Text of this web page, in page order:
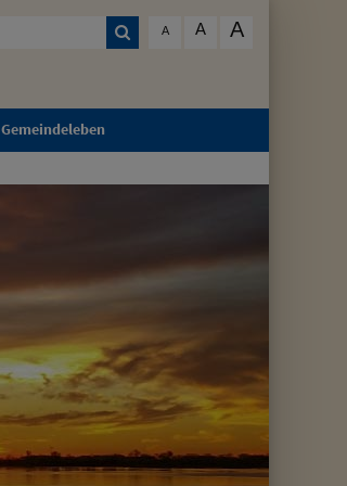
A A A
Gemeindeleben